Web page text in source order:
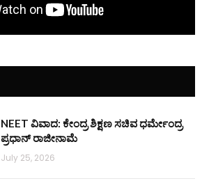
NEET ವಿವಾದ: ಕೇಂದ್ರ ಶಿಕ್ಷಣ ಸಚಿವ ಧರ್ಮೇಂದ್ರ
ಪ್ರಧಾನ್ ರಾಜೀನಾಮೆ
July 25, 2026